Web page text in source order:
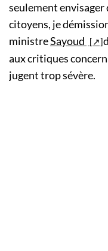
seulement envisager
citoyens, je
ministreSayoud
aux critiques
jugent trop sévère.